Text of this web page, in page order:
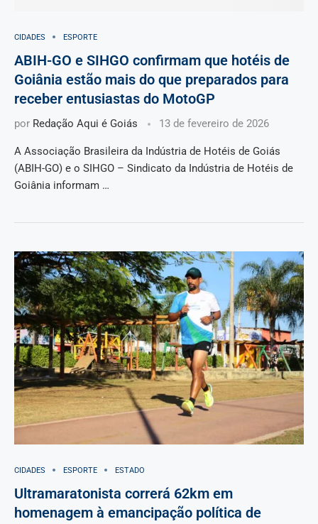
CIDADES ESPORTE
ABIH-GO e SIHGO confirmam que hotéis de
Goiânia estão mais do que preparados para
receber entusiastas do MotoGP
por Redação Aqui é Goiás 13 de fevereiro de 2026
A Associação Brasileira da Indústria de Hotéis de Goiás
(ABIH-GO) e o SIHGO – Sindicato da Indústria de Hotéis de
Goiânia informam …
CIDADES ESPORTE ESTADO
Ultramaratonista correrá 62km em
homenagem à emancipação política de